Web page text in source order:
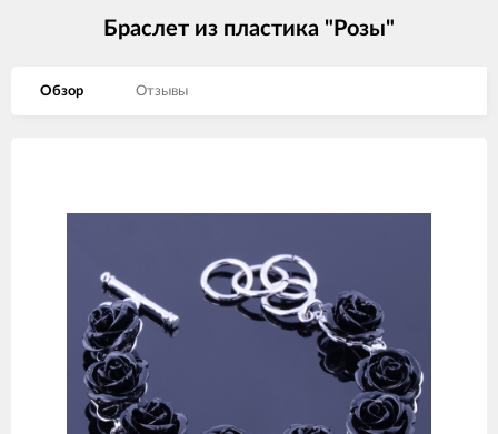
Браслет из пластика "Розы"
Обзор Отзывы